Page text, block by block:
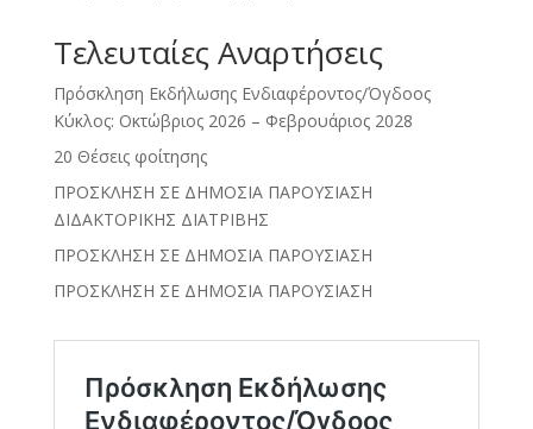
Τελευταίες Αναρτήσεις
Πρόσκληση Εκδήλωσης Ενδιαφέροντος/Όγδοος
Κύκλος: Οκτώβριος 2026 – Φεβρουάριος 2028
20 Θέσεις φοίτησης
ΠΡΟΣΚΛΗΣΗ ΣΕ ΔΗΜΟΣΙΑ ΠΑΡΟΥΣΙΑΣΗ
ΔΙΔΑΚΤΟΡΙΚΗΣ ΔΙΑΤΡΙΒΗΣ
ΠΡΟΣΚΛΗΣΗ ΣΕ ΔΗΜΟΣΙΑ ΠΑΡΟΥΣΙΑΣΗ
ΠΡΟΣΚΛΗΣΗ ΣΕ ΔΗΜΟΣΙΑ ΠΑΡΟΥΣΙΑΣΗ